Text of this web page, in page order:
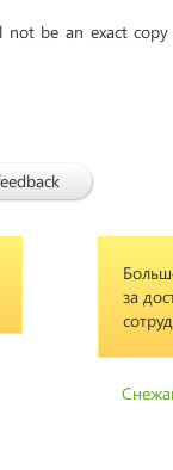
not be an exact
за